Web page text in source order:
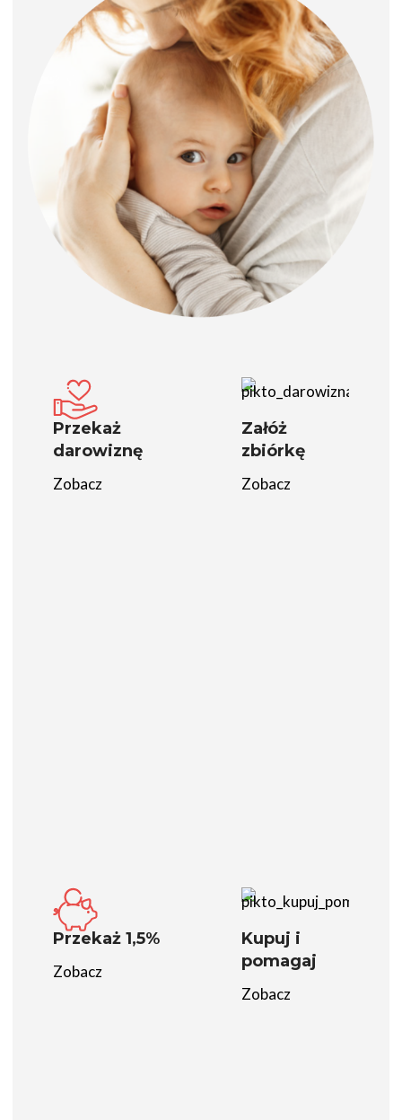
Przekaż
darowiznę
Zobacz
Przekaż 1,5%
Zobacz
Załóż
zbiórkę
Zobacz
Kupuj i
pomagaj
Zobacz